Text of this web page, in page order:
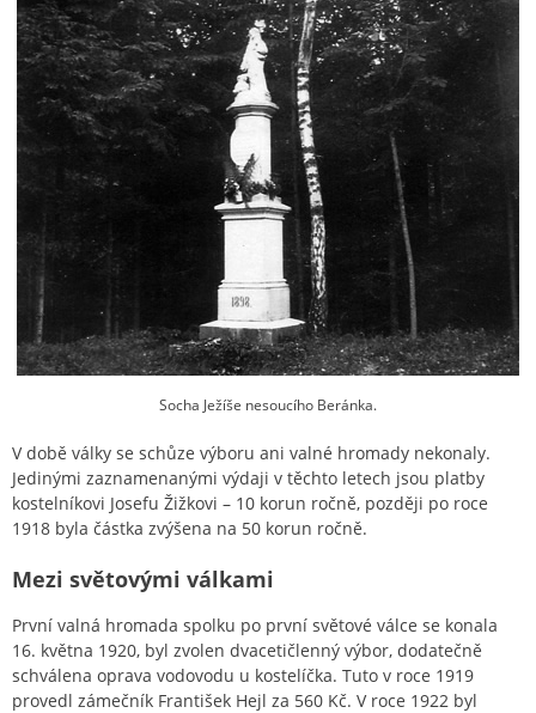
Socha Ježíše nesoucího Beránka.
V době války se schůze výboru ani valné hromady nekonaly.
Jedinými zaznamenanými výdaji v těchto letech jsou platby
kostelníkovi Josefu Žižkovi – 10 korun ročně, později po roce
1918 byla částka zvýšena na 50 korun ročně.
Mezi světovými válkami
První valná hromada spolku po první světové válce se konala
16. května 1920, byl zvolen dvacetičlenný výbor, dodatečně
schválena oprava vodovodu u kostelíčka. Tuto v roce 1919
provedl zámečník František Hejl za 560 Kč. V roce 1922 byl